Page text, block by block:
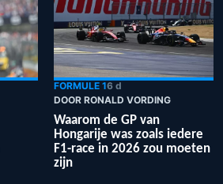
FORMULE 16 d
DOOR RONALD VORDING
Waarom de GP van
Hongarije was zoals iedere
F1-race in 2026 zou moeten
zijn